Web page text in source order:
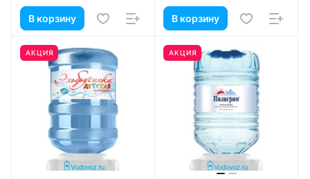
В корзину В корзину
АКЦИЯ АКЦИЯ